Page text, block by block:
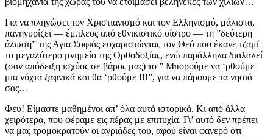
Για να πληγώσει τον Χριστιανισμό και τον Ελληνισμό, μάλιστα,
πανηγυρίζει — έμπλεος από εθνικιστικό οίστρο — τη ”δεύτερη
άλωση” της Αγια Σοφιάς ευχαριστώντας τον Θεό που έκανε τζαμί
το μεγαλύτερο μνημείο της Ορθοδοξίας, ενώ παράλληλα διαλαλεί
(σαν απόδειξη ισχύος σε βάρος μας) το ” Μπορούμε να ‘ρθούμε
μια νύχτα ξαφνικά και θα ‘ρθούμε !!!”, για να πάρουμε τα νησιά
σας…
Φευ! Είμαστε μαθημένοι απ’ όλα αυτά ιστορικά. Κι από άλλα
χειρότερα, που φέραμε εις πέρας με επιτυχία. Γι’ αυτό δεν πρέπει
να μας τρομοκρατούν οι αγριάδες του, αφού είναι φανερό ότι